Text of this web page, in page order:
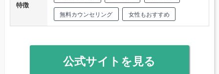
特徴
無料カウンセリング 女性もおすすめ
公式サイトを見る